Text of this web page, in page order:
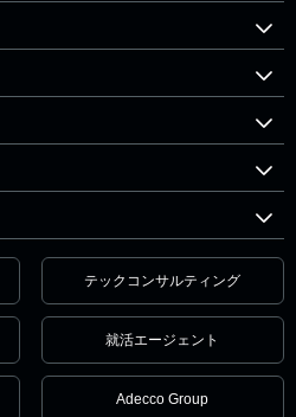
テックコンサルティング
就活エージェント
Adecco Group